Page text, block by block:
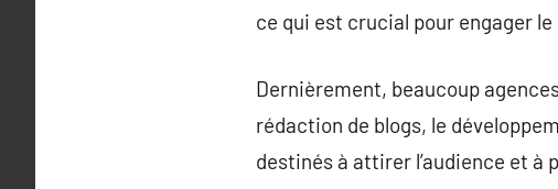
ce qui est crucial pour engager
Dernièrement, beaucoup
rédaction de blogs, le
destinés à attirer l’audience et